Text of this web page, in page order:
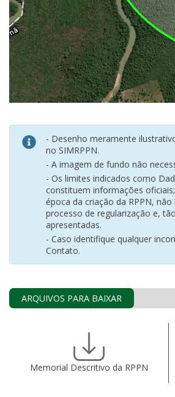
Vegetação
(IBGE)
Rodovias
(IBGE)
Relevo
(IBGE)
- Desenho meramente
no SIMRPPN.
- A imagem de fundo não
- Os limites indicados como
constituem informações
época da criação da RPPN,
processo de regularização e,
apresentadas.
- Caso identifique qualquer
Contato.
ARQUIVOS PARA BAIXAR
Memorial Descritivo da RPPN